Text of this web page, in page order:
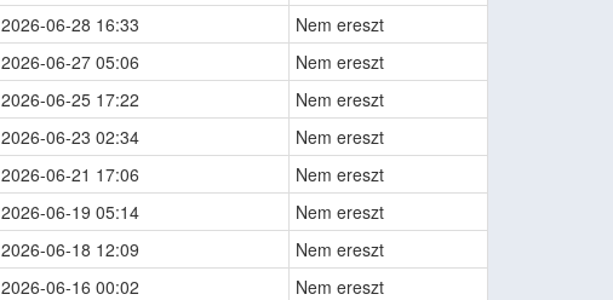
2026-06-28 16:33
Nem ereszt
2026-06-27 05:06
Nem ereszt
2026-06-25 17:22
Nem ereszt
2026-06-23 02:34
Nem ereszt
2026-06-21 17:06
Nem ereszt
2026-06-19 05:14
Nem ereszt
2026-06-18 12:09
Nem ereszt
2026-06-16 00:02
Nem ereszt